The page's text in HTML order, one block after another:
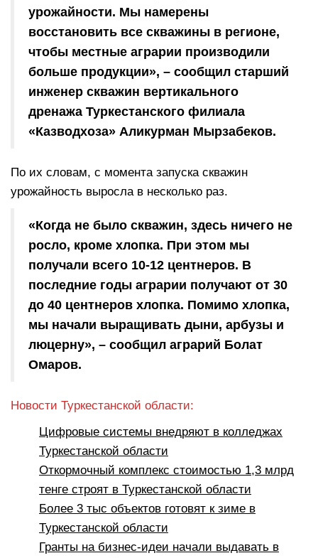
урожайности. Мы намерены
восстановить все скважины в регионе,
чтобы местные аграрии производили
больше продукции», – сообщил старший
инженер скважин вертикального
дренажа Туркестанского филиала
«Казводхоза» Аликурман Мырзабеков.
По их словам, с момента запуска скважин
урожайность выросла в несколько раз.
«Когда не было скважин, здесь ничего не
росло, кроме хлопка. При этом мы
получали всего 10-12 центнеров. В
последние годы аграрии получают от 30
до 40 центнеров хлопка. Помимо хлопка,
мы начали выращивать дыни, арбузы и
люцерну», – сообщил аграрий Болат
Омаров.
Новости Туркестанской области:
Цифровые системы внедряют в колледжах
Туркестанской области
Откормочный комплекс стоимостью 1,3 млрд
тенге строят в Туркестанской области
Более 3 тыс объектов готовят к зиме в
Туркестанской области
Гранты на бизнес-идеи начали выдавать в